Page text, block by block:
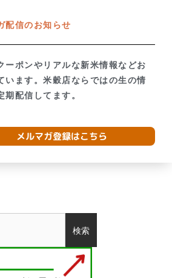
お米の質問と購入ガイド
ネットショップ →
検索
配信のお知らせ
ーポンやリアルな新米情報などお
います。米穀店ならではの生の情
期配信してます。
メルマガ登録はこちら